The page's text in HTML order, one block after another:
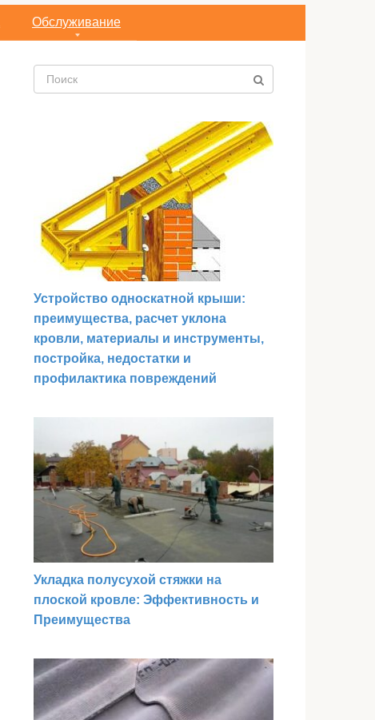
Обслуживание
Поиск:
Устройство односкатной крыши:
преимущества, расчет уклона
кровли, материалы и инструменты,
постройка, недостатки и
профилактика повреждений
Укладка полусухой стяжки на
плоской кровле: Эффективность и
Преимущества